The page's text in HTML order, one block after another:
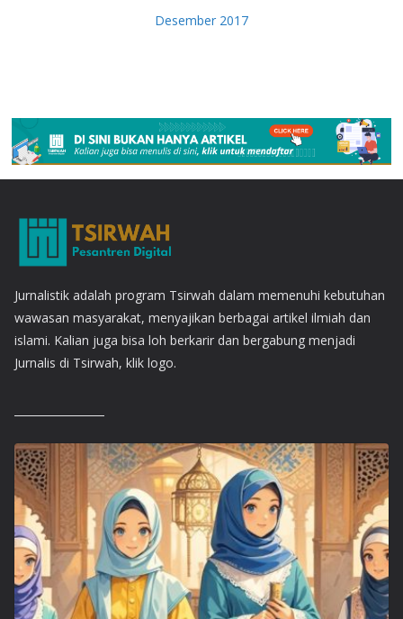
Desember 2017
Jurnalistik adalah program Tsirwah dalam memenuhi kebutuhan
wawasan masyarakat, menyajikan berbagai artikel ilmiah dan
islami. Kalian juga bisa loh berkarir dan bergabung menjadi
Jurnalis di Tsirwah, klik logo.